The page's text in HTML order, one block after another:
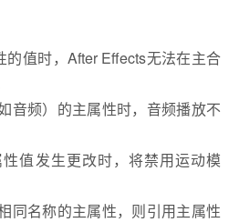
值时，After Effects无法在主合
音频）的主属性时，音频播放不
值发生更改时，将禁用运动模
同名称的主属性，则引用主属性